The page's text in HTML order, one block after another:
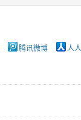
腾讯微博 人